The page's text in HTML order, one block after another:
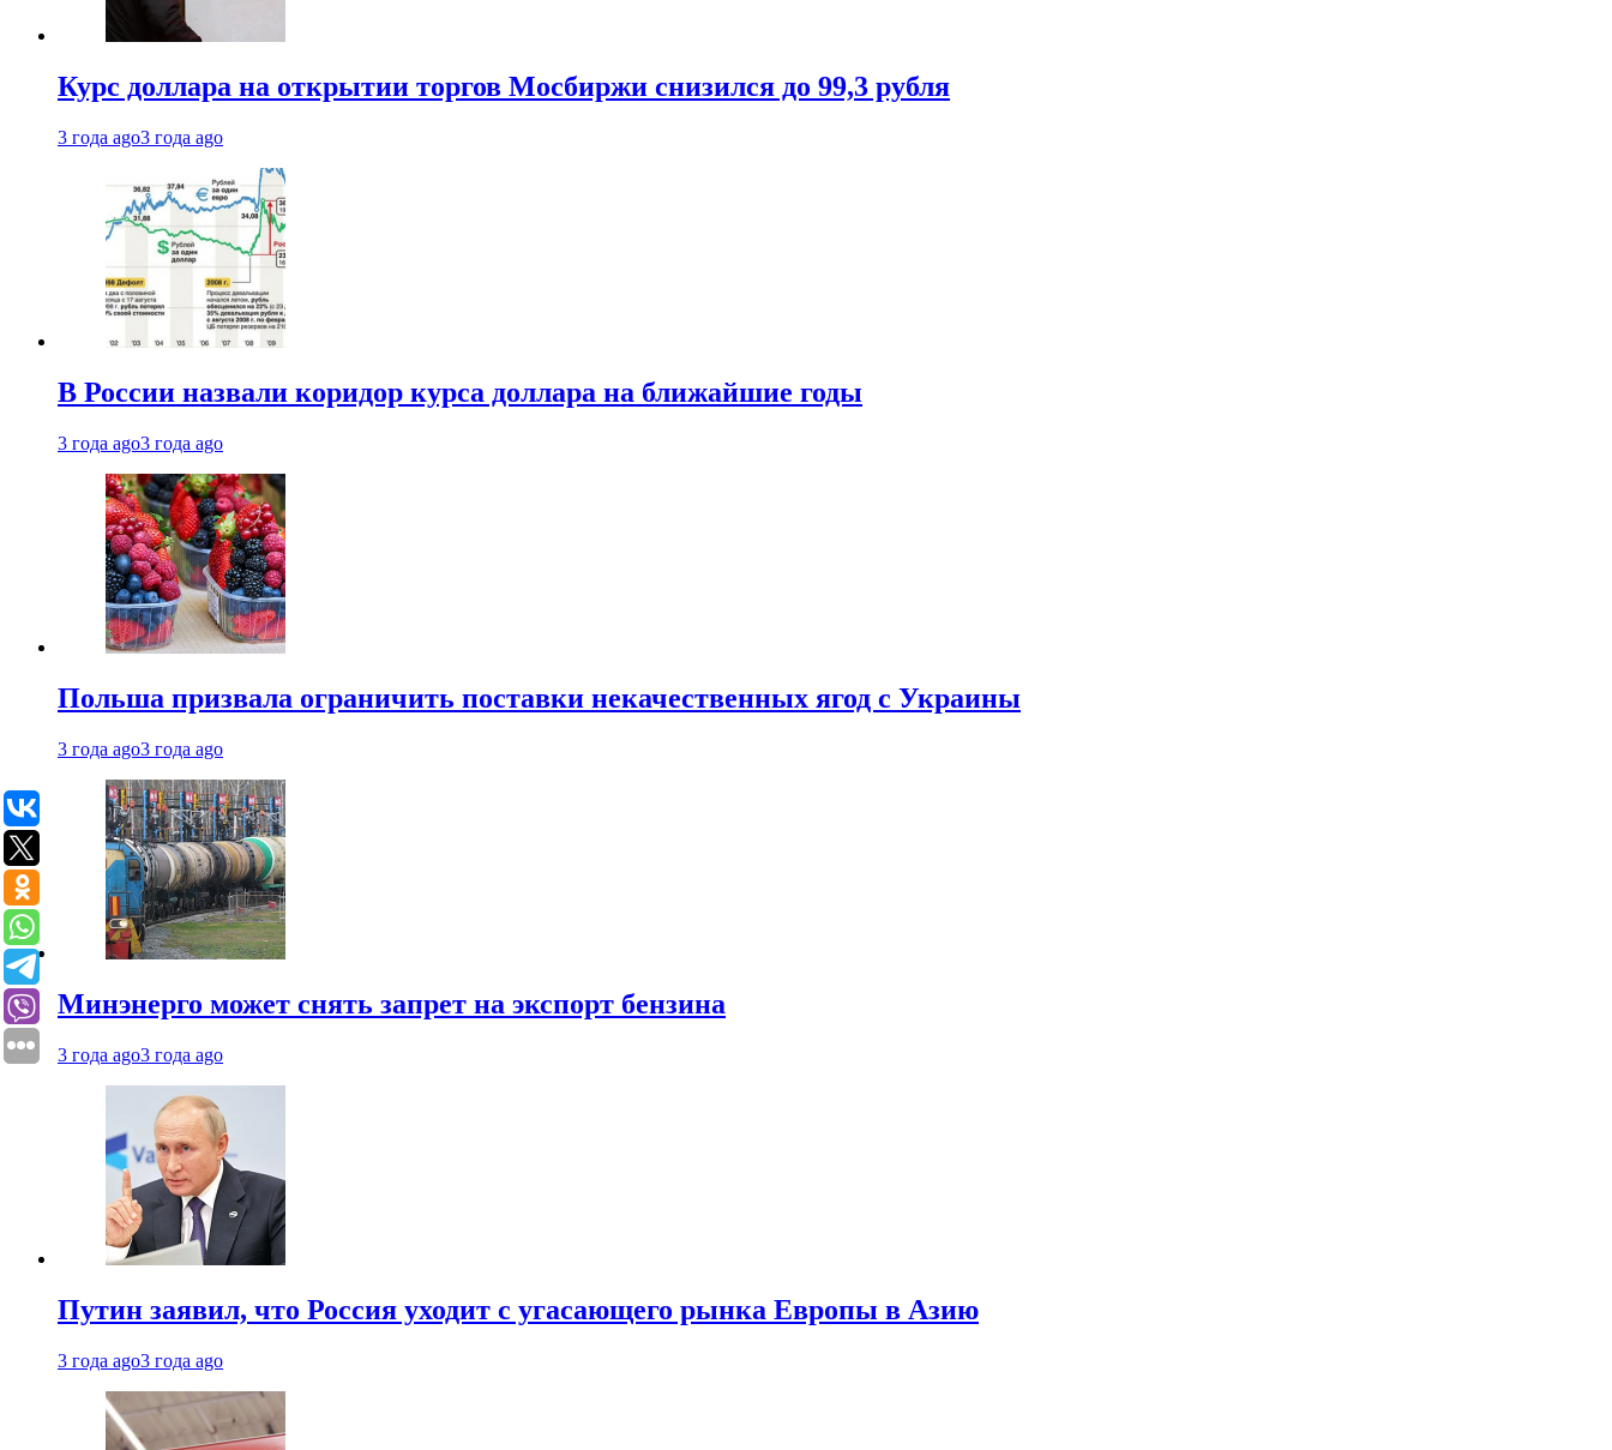
Курс доллара на открытии торгов Мосбиржи снизился до 99,3 рубля
3 года ago3 года ago
В России назвали коридор курса доллара на ближайшие годы
3 года ago3 года ago
Польша призвала ограничить поставки некачественных ягод с Украины
3 года ago3 года ago
Минэнерго может снять запрет на экспорт бензина
3 года ago3 года ago
Путин заявил, что Россия уходит с угасающего рынка Европы в Азию
3 года ago3 года ago